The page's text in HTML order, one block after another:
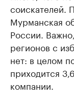
соискателей.
Мурманская
России.
регионов с
нет: в целом
приходится
компании.